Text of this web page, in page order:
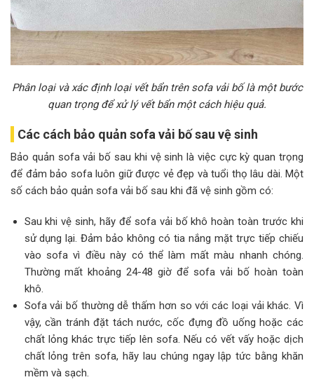
Phân loại và xác định loại vết bẩn trên sofa vải bố là một bước
quan trọng để xử lý vết bẩn một cách hiệu quả.
Các cách bảo quản sofa vải bố sau vệ sinh
Bảo quản sofa vải bố sau khi vệ sinh là việc cực kỳ quan trọng
để đảm bảo sofa luôn giữ được vẻ đẹp và tuổi thọ lâu dài. Một
số cách bảo quản sofa vải bố sau khi đã vệ sinh gồm có:
Sau khi vệ sinh, hãy để sofa vải bố khô hoàn toàn trước khi
sử dụng lại. Đảm bảo không có tia nắng mặt trực tiếp chiếu
vào sofa vì điều này có thể làm mất màu nhanh chóng.
Thường mất khoảng 24-48 giờ để sofa vải bố hoàn toàn
khô.
Sofa vải bố thường dễ thấm hơn so với các loại vải khác. Vì
vậy, cần tránh đặt tách nước, cốc đựng đồ uống hoặc các
chất lỏng khác trực tiếp lên sofa. Nếu có vết vấy hoặc dịch
chất lỏng trên sofa, hãy lau chúng ngay lập tức bằng khăn
mềm và sạch.